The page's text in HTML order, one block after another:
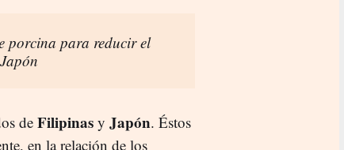
porcina para reducir el
de Filipinas y Japón. Éstos
en la relación de los